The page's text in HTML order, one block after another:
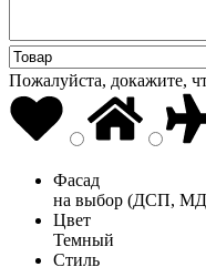
Пожалуйста, докажите,
Фасад
на выбор (ДСП,
Цвет
Темный
Стиль